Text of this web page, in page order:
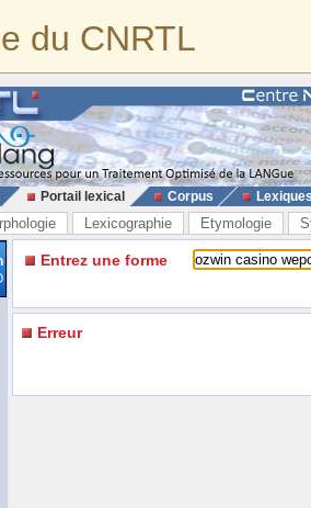
du CNRTL
Portail lexical Corpus
Lexicographie Etymologie
Entrez une forme
Erreur